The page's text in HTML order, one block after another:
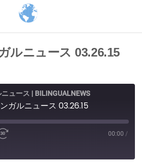
ルニュース 03.26.15
ュース | BILINGUALNEWS
ガルニュース 03.26.15
00:00 /